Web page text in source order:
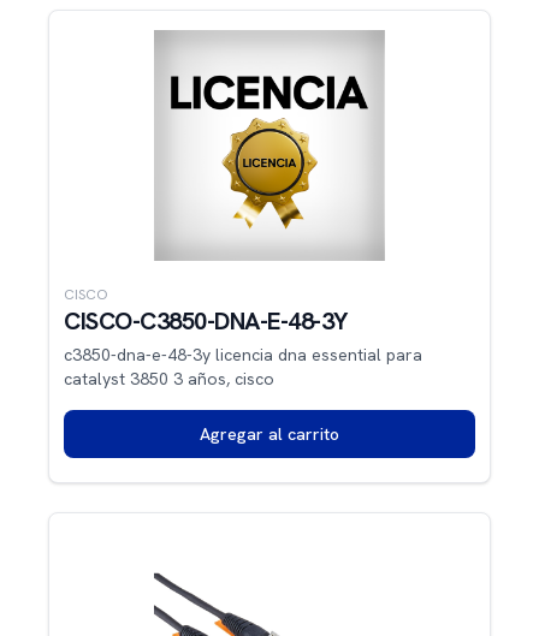
CISCO
CISCO-C3850-DNA-E-48-3Y
c3850-dna-e-48-3y licencia dna essential para
catalyst 3850 3 años, cisco
Agregar al carrito